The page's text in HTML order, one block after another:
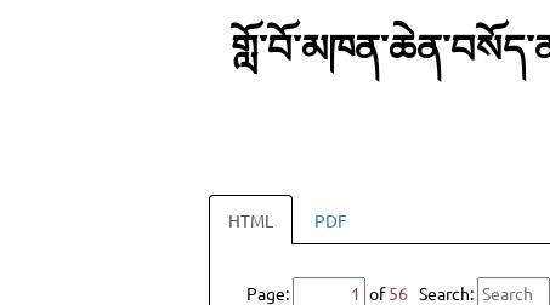
HTML PDF
Page: of56 Search: